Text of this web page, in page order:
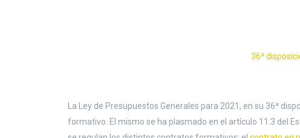
36ª
La Ley de Presupuestos Generales para 2021, en su 36ª
formativo. El mismo se ha plasmado en el artículo 11.3 del